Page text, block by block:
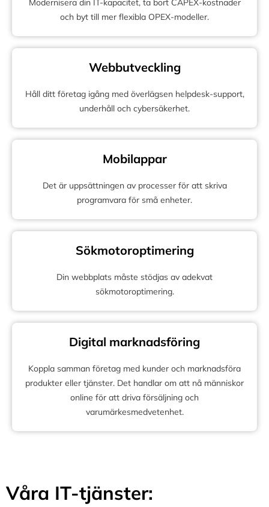
och byt till mer flexibla OPEX-modeller.
Webbutveckling
Håll ditt företag igång med överlägsen helpdesk-support,
underhåll och cybersäkerhet.
Mobilappar
Det är uppsättningen av processer för att skriva
programvara för små enheter.
Sökmotoroptimering
Din webbplats måste stödjas av adekvat
sökmotoroptimering.
Digital marknadsföring
Koppla samman företag med kunder och marknadsföra
produkter eller tjänster. Det handlar om att nå människor
online för att driva försäljning och
varumärkesmedvetenhet.
Våra IT-tjänster: